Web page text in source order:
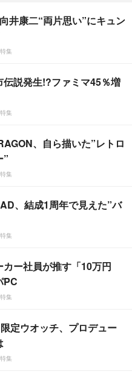
井康二“両片思い”にキュン
集
伝説発生!?ファミマ45％増
集
、自ら描いた”レトロ
”
集
、結成1周年で見えた”バ
集
カー社員が推す「10万円
PC
集
限定ウオッチ、プロデュー
集